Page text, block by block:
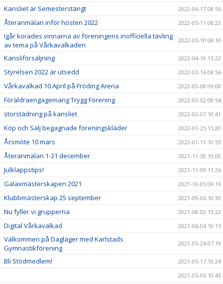
Kansliet är Semesterstängt 2022-06-17 08:56
Återanmälan inför hösten 2022 2022-05-11 08:23
Igår korades vinnarna av föreningens inofficiella tävling
av tema på Vårkavalkaden
2022-05-10 08:10
Kansliförsäljning 2022-04-19 13:22
Styrelsen 2022 är utsedd 2022-03-16 08:56
Vårkavalkad 10 April på Fröding Arena 2022-03-08 09:00
Föräldraengagemang Trygg Förening 2022-03-02 08:54
storstädning på kansliet 2022-02-07 10:41
Köp och Sälj begagnade föreningskläder 2022-01-25 15:20
Årsmöte 10 mars 2022-01-11 10:55
Återanmälan 1-31 december 2021-11-30 10:00
Julklappstips! 2021-11-09 11:26
Galaxmästerskapen 2021 2021-10-05 09:19
Klubbmästerskap 25 september 2021-09-06 10:30
Nu fyller vi grupperna 2021-08-02 13:22
Digital Vårkavalkad 2021-06-04 10:15
Välkommen på Dagläger med Karlstads
Gymnastikförening
2021-05-24 07:19
Bli Stödmedlem!
2021-05-17 10:24
2021-05-06 10:43